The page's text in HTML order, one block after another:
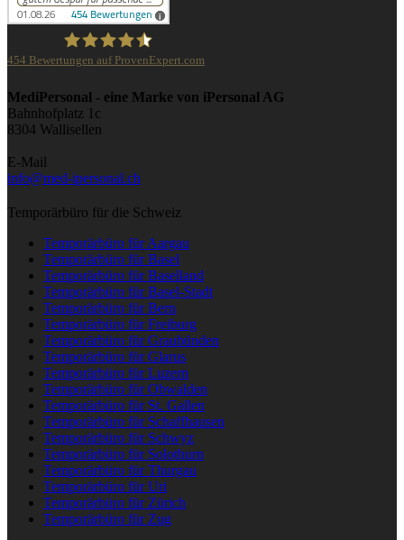
iPersonal
454 Bewertungen auf ProvenExpert.com
MediPersonal - eine Marke von iPersonal AG
Bahnhofplatz 1c
8304 Wallisellen
E-Mail
info@med-ipersonal.ch
Temporärbüro für die Schweiz
Temporärbüro für Aargau
Temporärbüro für Basel
Temporärbüro für Baselland
Temporärbüro für Basel-Stadt
Temporärbüro für Bern
Temporärbüro für Freiburg
Temporärbüro für Graubünden
Temporärbüro für Glarus
Temporärbüro für Luzern
Temporärbüro für Obwalden
Temporärbüro für St. Gallen
Temporärbüro für Schaffhausen
Temporärbüro für Schwyz
Temporärbüro für Solothurn
Temporärbüro für Thurgau
Temporärbüro für Uri
Temporärbüro für Zürich
Temporärbüro für Zug